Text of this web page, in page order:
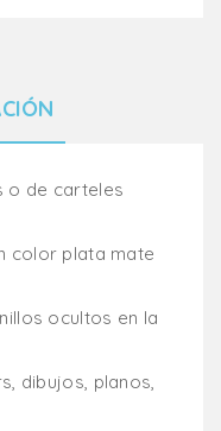
o de carteles
color plata mate
ocultos en la
dibujos, planos,